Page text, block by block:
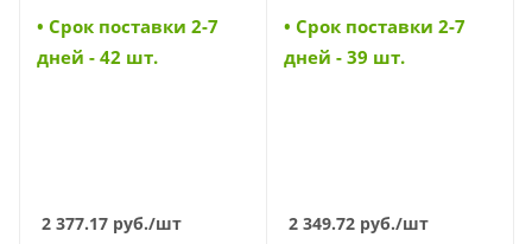
• Cрок поставки 2-7
дней - 42 шт.
2 377.17 руб./шт
• Cрок поставки 2-7
дней - 39 шт.
2 349.72 руб./шт